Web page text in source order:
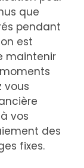
que
pendant
est
maintenir
vous
vos
des
fixes.